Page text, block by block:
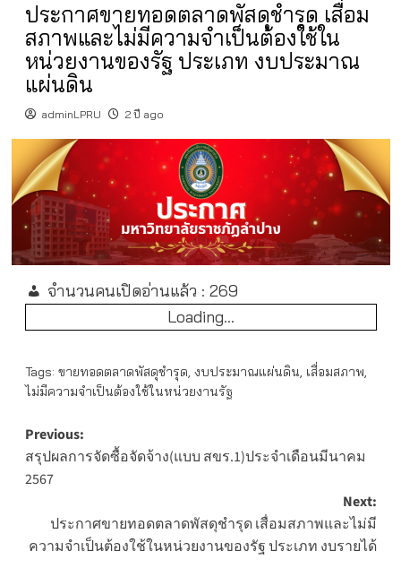
ประกาศขายทอดตลาดพัสดุชำรุด เสื่อม
สภาพและไม่มีความจำเป็นต้องใช้ใน
หน่วยงานของรัฐ ประเภท งบประมาณ
แผ่นดิน
adminLPRU 2 ปี ago
จำนวนคนเปิดอ่านแล้ว : 269
Loading...
Tags: ขายทอดตลาดพัสดุชำรุด, งบประมาณแผ่นดิน, เสื่อมสภาพ,
ไม่มีความจำเป็นต้องใช้ในหน่วยงานรัฐ
Post
navigation
Previous:
สรุปผลการจัดซื้อจัดจ้าง(แบบ สขร.1)ประจำเดือนมีนาคม
2567
Next:
ประกาศขายทอดตลาดพัสดุชำรุด เสื่อมสภาพและไม่มี
ความจำเป็นต้องใช้ในหน่วยงานของรัฐ ประเภท งบรายได้